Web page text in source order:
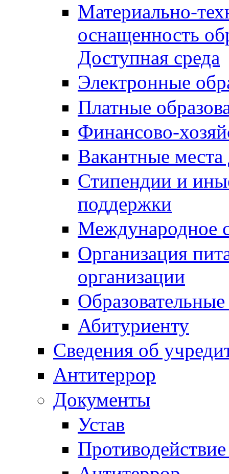
Материально-
оснащенность
Доступная среда
Электронные
Платные
Финансово-
Вакантные
Стипендии и
поддержки
Международное
Организация
организации
Абитуриенту
Сведения об
Антитеррор
Документы
Устав